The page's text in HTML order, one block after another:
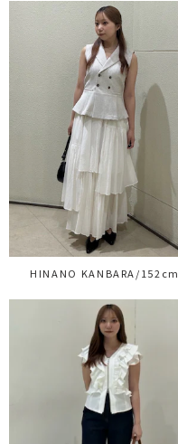
HINANO KANBARA/152cm